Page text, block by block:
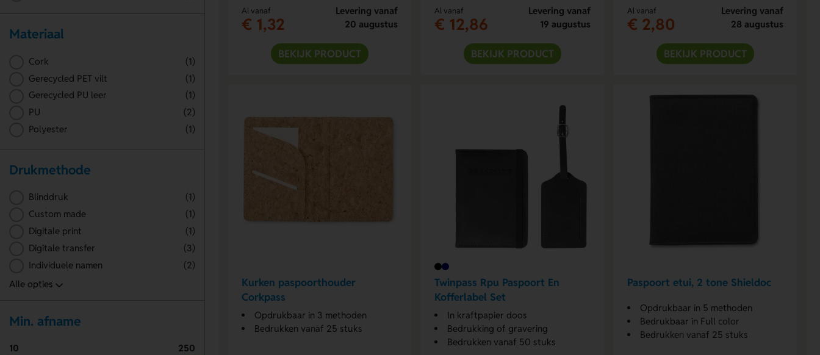
Al vanaf
€ 1,32
Levering vanaf
20 augustus
BEKIJK PRODUCT
Al vanaf
€ 12,86
Levering vanaf
19 augustus
BEKIJK PRODUCT
Al vanaf
€ 2,80
Levering vanaf
28 augustus
BEKIJK PRODUCT
Kurken paspoorthouder
Corkpass
Opdrukbaar in 3 methoden
Bedrukken vanaf 25 stuks
Twinpass Rpu Paspoort En
Kofferlabel Set
In kraftpapier doos
Bedrukking of gravering
Bedrukken vanaf 50 stuks
Paspoort etui, 2 tone Shieldoc
Opdrukbaar in 5 methoden
Bedrukbaar in Full color
Bedrukken vanaf 25 stuks
Materiaal
Cork
(1)
Gerecycled PET vilt
(1)
Gerecycled PU leer
(1)
PU
(2)
Polyester
(1)
Drukmethode
Blinddruk
(1)
Custom made
(1)
Digitale print
(1)
Digitale transfer
(3)
Individuele namen
(2)
Min. afname
10 250